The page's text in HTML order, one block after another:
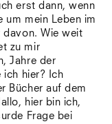
erst dann, wenn
um mein Leben im
davon. Wie weit
zu mir
Jahre der
ich hier? Ich
Bücher auf dem
hier bin ich,
Frage bei